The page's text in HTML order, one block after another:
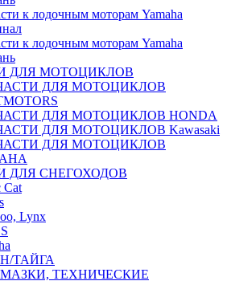
к лодочным моторам Yamaha
к лодочным моторам Yamaha
ДЛЯ МОТОЦИКЛОВ
ДЛЯ МОТОЦИКЛОВ
ДЛЯ МОТОЦИКЛОВ HONDA
ДЛЯ МОТОЦИКЛОВ Kawasaki
ДЛЯ МОТОЦИКЛОВ
ДЛЯ СНЕГОХОДОВ
Cat
Lynx
ТАЙГА
ТЕХНИЧЕСКИЕ